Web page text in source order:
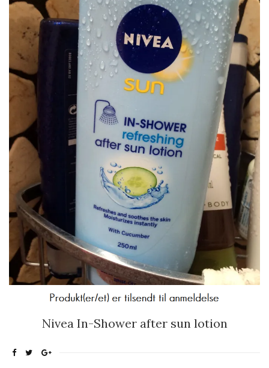
Nivea In-Shower after sun lotion